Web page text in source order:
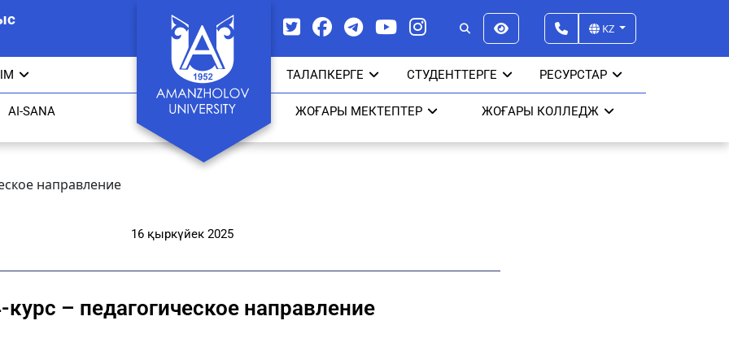
KZ
ТАЛАПКЕРГЕ СТУДЕНТТЕРГЕ РЕСУРСТАР
AI-SANA ЖОҒАРЫ МЕКТЕПТЕР ЖОҒАРЫ КОЛЛЕДЖ
направление
16 қыркүйек 2025
курс – педагогическое направление